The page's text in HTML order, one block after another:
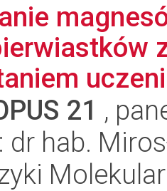
21 ,
dr hab.